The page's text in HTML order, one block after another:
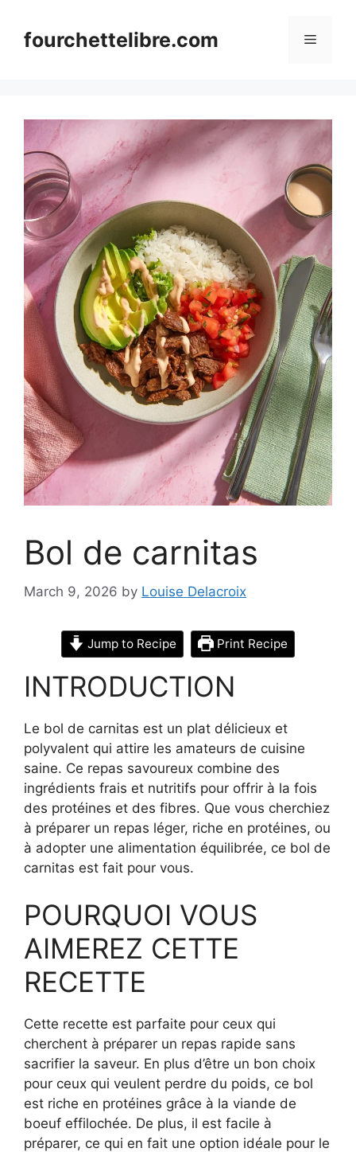
contentfourchettelibre.com Menu
Bol de carnitas
March 9, 2026 by Louise Delacroix
Jump to Recipe Print Recipe
INTRODUCTION
Le bol de carnitas est un plat délicieux et
polyvalent qui attire les amateurs de cuisine
saine. Ce repas savoureux combine des
ingrédients frais et nutritifs pour offrir à la fois
des protéines et des fibres. Que vous cherchiez
à préparer un repas léger, riche en protéines, ou
à adopter une alimentation équilibrée, ce bol de
carnitas est fait pour vous.
POURQUOI VOUS
AIMEREZ CETTE
RECETTE
Cette recette est parfaite pour ceux qui
cherchent à préparer un repas rapide sans
sacrifier la saveur. En plus d’être un bon choix
pour ceux qui veulent perdre du poids, ce bol
est riche en protéines grâce à la viande de
boeuf effilochée. De plus, il est facile à
préparer, ce qui en fait une option idéale pour le